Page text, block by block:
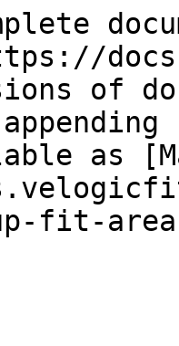
of
as
fit-